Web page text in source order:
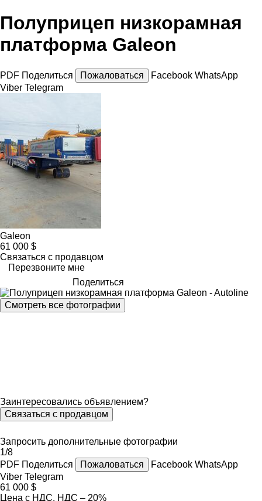
Полуприцеп низкорамная
платформа Galeon
PDF Поделиться Пожаловаться Facebook WhatsApp
Viber Telegram
Galeon
61 000 $
Связаться с продавцом
Перезвоните мне
Поделиться
Смотреть все фотографии
Заинтересовались объявлением?
Связаться с продавцом
Запросить дополнительные фотографии
1/8
PDF Поделиться Пожаловаться Facebook WhatsApp
Viber Telegram
61 000 $
Цена с НДС, НДС – 20%